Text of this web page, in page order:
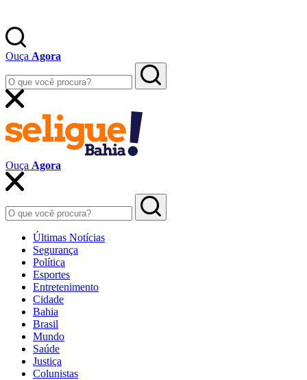
Ouça Agora
Ouça Agora
Últimas Notícias
Segurança
Política
Esportes
Entretenimento
Cidade
Bahia
Brasil
Mundo
Saúde
Justiça
Colunistas